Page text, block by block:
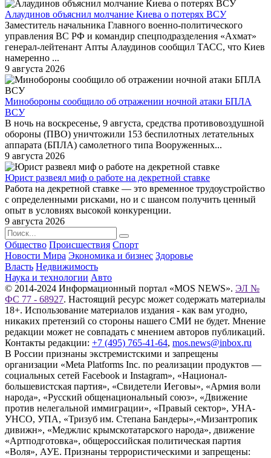
Алаудинов объяснил молчание Киева о потерях ВСУ
Заместитель начальника Главного военно-политического
управления ВС РФ и командир спецподразделения «Ахмат»
генерал-лейтенант Апты Алаудинов сообщил ТАСС, что Киев
намеренно ...
9 августа 2026
Минобороны сообщило об отражении ночной атаки БПЛА
ВСУ
В ночь на воскресенье, 9 августа, средства противовоздушной
обороны (ПВО) уничтожили 153 беспилотных летательных
аппарата (БПЛА) самолетного типа Вооруженных...
9 августа 2026
Юрист развеял миф о работе на декретной ставке
Работа на декретной ставке — это временное трудоустройство
с определенными рисками, но и с шансом получить ценный
опыт в условиях высокой конкуренции.
9 августа 2026
Общество Происшествия Спорт
Новости Мира Экономика и бизнес Здоровье
Власть Недвижимость
Наука и технологии Авто
© 2014-2024 Информационный портал «MOS NEWS». ЭЛ №
ФС 77 - 68927. Настоящий ресурс может содержать материалы
18+. Использование материалов издания - как вам угодно,
никаких претензий со стороны нашего СМИ не будет. Мнение
редакции может не совпадать с мнением авторов публикаций.
Контакты редакции: +7 (495) 765-41-64, mos.news@inbox.ru
В России признаны экстремистскими и запрещены
организации «Meta Platforms Inc. по реализации продуктов —
социальных сетей Facebook и Instagram», «Национал-
большевистская партия», «Свидетели Иеговы», «Армия воли
народа», «Русский общенациональный союз», «Движение
против нелегальной иммиграции», «Правый сектор», УНА-
УНСО, УПА, «Тризуб им. Степана Бандеры»,«Мизантропик
дивижн», «Меджлис крымскотатарского народа», движение
«Артподготовка», общероссийская политическая партия
«Воля», АУЕ. Признаны террористическими и запрещены: